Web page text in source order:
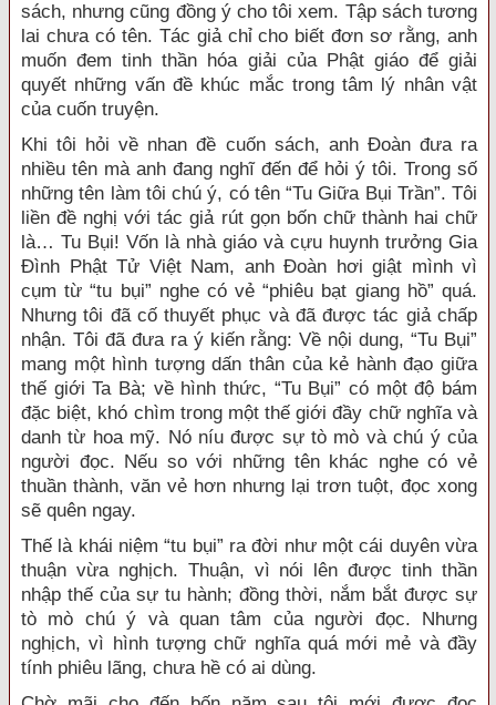
sách, nhưng cũng đồng ý cho tôi xem. Tập sách tương
lai chưa có tên. Tác giả chỉ cho biết đơn sơ rằng, anh
muốn đem tinh thần hóa giải của Phật giáo để giải
quyết những vấn đề khúc mắc trong tâm lý nhân vật
của cuốn truyện.
Khi tôi hỏi về nhan đề cuốn sách, anh Đoàn đưa ra
nhiều tên mà anh đang nghĩ đến để hỏi ý tôi. Trong số
những tên làm tôi chú ý, có tên “Tu Giữa Bụi Trần”. Tôi
liền đề nghị với tác giả rút gọn bốn chữ thành hai chữ
là… Tu Bụi! Vốn là nhà giáo và cựu huynh trưởng Gia
Đình Phật Tử Việt Nam, anh Đoàn hơi giật mình vì
cụm từ “tu bụi” nghe có vẻ “phiêu bạt giang hồ” quá.
Nhưng tôi đã cố thuyết phục và đã được tác giả chấp
nhận. Tôi đã đưa ra ý kiến rằng: Về nội dung, “Tu Bụi”
mang một hình tượng dấn thân của kẻ hành đạo giữa
thế giới Ta Bà; về hình thức, “Tu Bụi” có một độ bám
đặc biệt, khó chìm trong một thế giới đầy chữ nghĩa và
danh từ hoa mỹ. Nó níu được sự tò mò và chú ý của
người đọc. Nếu so với những tên khác nghe có vẻ
thuần thành, văn vẻ hơn nhưng lại trơn tuột, đọc xong
sẽ quên ngay.
Thế là khái niệm “tu bụi” ra đời như một cái duyên vừa
thuận vừa nghịch. Thuận, vì nói lên được tinh thần
nhập thế của sự tu hành; đồng thời, nắm bắt được sự
tò mò chú ý và quan tâm của người đọc. Nhưng
nghịch, vì hình tượng chữ nghĩa quá mới mẻ và đầy
tính phiêu lãng, chưa hề có ai dùng.